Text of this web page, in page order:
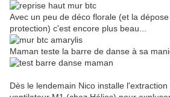
Avec un peu de déco florale (et la
protection) c'est encore plus beau...
Maman teste la barre de danse à sa
Dès le lendemain Nico installe